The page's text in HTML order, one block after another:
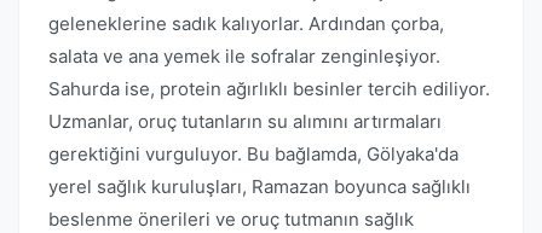
geleneklerine sadık kalıyorlar. Ardından çorba,
salata ve ana yemek ile sofralar zenginleşiyor.
Sahurda ise, protein ağırlıklı besinler tercih ediliyor.
Uzmanlar, oruç tutanların su alımını artırmaları
gerektiğini vurguluyor. Bu bağlamda, Gölyaka'da
yerel sağlık kuruluşları, Ramazan boyunca sağlıklı
beslenme önerileri ve oruç tutmanın sağlık